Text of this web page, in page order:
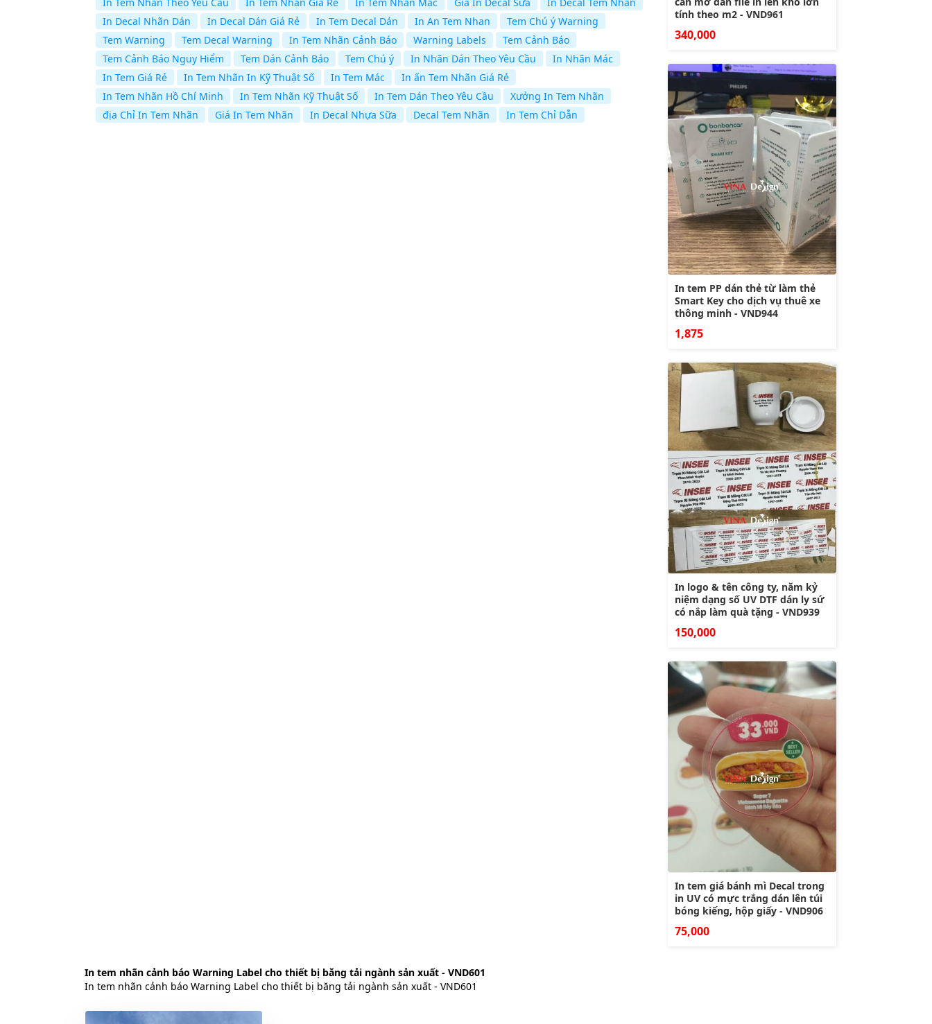
In Decal Nhãn Dán
In Decal Dán Giá Rẻ In Tem Decal Dán In An Tem Nhan
Tem Chú ý Warning
Tem Warning
Tem Decal Warning In Tem Nhãn Cảnh Báo Warning Labels
Tem Cảnh Báo
Tem Cảnh Báo Nguy Hiểm
Tem Dán Cảnh Báo Tem Chú ý In Nhãn Dán Theo Yêu Cầu
In Nhãn Mác
In Tem Giá Rẻ
In Tem Nhãn In Kỹ Thuật Số In Tem Mác
In ấn Tem Nhãn Giá Rẻ
In Tem Nhãn Hồ Chí Minh
In Tem Nhãn Kỹ Thuật Số In Tem Dán Theo Yêu Cầu
Xưởng In Tem Nhãn
địa Chỉ In Tem Nhãn
Giá In Tem Nhãn In Decal Nhựa Sữa Decal Tem Nhãn In Tem Chỉ Dẫn
tính theo m2 - VND961
340,000
In tem PP dán thẻ từ làm thẻ
Smart Key cho dịch vụ thuê xe
thông minh - VND944
1,875
In logo & tên công ty, năm kỷ
niệm dạng số UV DTF dán ly sứ
có nắp làm quà tặng - VND939
150,000
In tem giá bánh mì Decal trong
in UV có mực trắng dán lên túi
bóng kiếng, hộp giấy - VND906
75,000
In tem nhãn cảnh báo Warning Label cho thiết bị băng tải ngành sản xuất - VND601
In tem nhãn cảnh báo Warning Label cho thiết bị băng tải ngành sản xuất - VND601